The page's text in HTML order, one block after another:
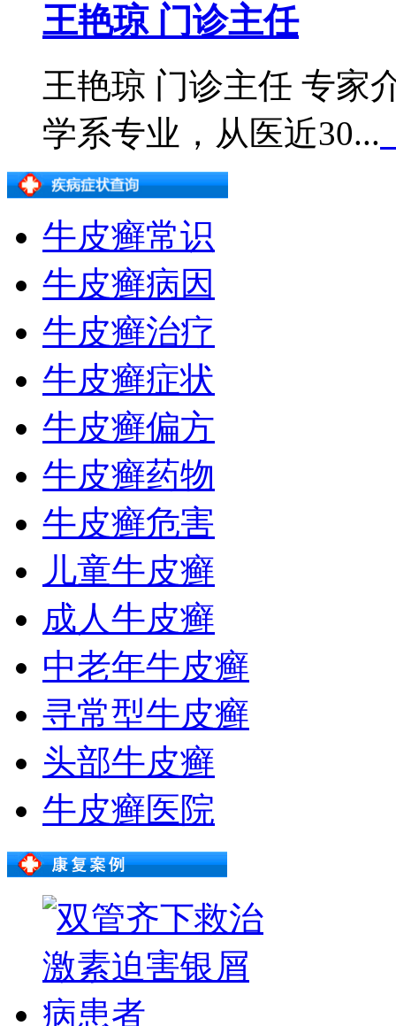
王艳琼 门诊主任
王艳琼 门诊主任 专家
学系专业，从医近30...
牛皮癣常识
牛皮癣病因
牛皮癣治疗
牛皮癣症状
牛皮癣偏方
牛皮癣药物
牛皮癣危害
儿童牛皮癣
成人牛皮癣
中老年牛皮癣
寻常型牛皮癣
头部牛皮癣
牛皮癣医院